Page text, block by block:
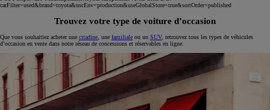
carFilter=used&brand=toyota&uscEnv=production&useGlobalStore=true&sortOrder=published
Trouvez votre type de voiture d’occasion
Que vous souhaitiez acheter une citadine , une familiale ou un SUV, retrouvez tous les types de véhicules
d’occasion en vente dans notre réseau de concessions et réservables en ligne.